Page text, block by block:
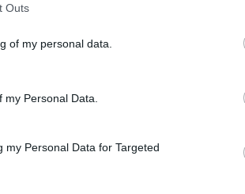
Outs
of my personal data.
Personal Data.
Personal Data for Targeted
žuvęs vyriausiasis sūnus
šešis vaikus.